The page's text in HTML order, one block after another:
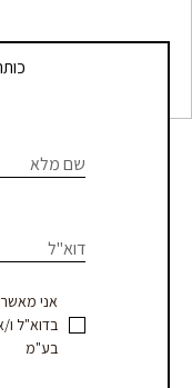
קשר
עמוד
מוצר
-
שם מלא
דוא"ל
אני
בע"מ
are
this
field
blank.